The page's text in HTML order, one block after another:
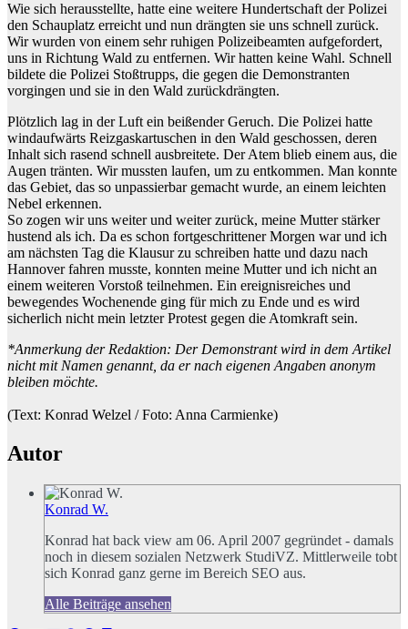
Wie sich herausstellte, hatte eine weitere Hundertschaft der Polizei
den Schauplatz erreicht und nun drängten sie uns schnell zurück.
Wir wurden von einem sehr ruhigen Polizeibeamten aufgefordert,
uns in Richtung Wald zu entfernen. Wir hatten keine Wahl. Schnell
bildete die Polizei Stoßtrupps, die gegen die Demonstranten
vorgingen und sie in den Wald zurückdrängten.
Plötzlich lag in der Luft ein beißender Geruch. Die Polizei hatte
windaufwärts Reizgaskartuschen in den Wald geschossen, deren
Inhalt sich rasend schnell ausbreitete. Der Atem blieb einem aus, die
Augen tränten. Wir mussten laufen, um zu entkommen. Man konnte
das Gebiet, das so unpassierbar gemacht wurde, an einem leichten
Nebel erkennen.
So zogen wir uns weiter und weiter zurück, meine Mutter stärker
hustend als ich. Da es schon fortgeschrittener Morgen war und ich
am nächsten Tag die Klausur zu schreiben hatte und dazu nach
Hannover fahren musste, konnten meine Mutter und ich nicht an
einem weiteren Vorstoß teilnehmen. Ein ereignisreiches und
bewegendes Wochenende ging für mich zu Ende und es wird
sicherlich nicht mein letzter Protest gegen die Atomkraft sein.
*Anmerkung der Redaktion: Der Demonstrant wird in dem Artikel
nicht mit Namen genannt, da er nach eigenen Angaben anonym
bleiben möchte.
(Text: Konrad Welzel / Foto: Anna Carmienke)
Autor
Konrad W.
Konrad hat back view am 06. April 2007 gegründet - damals
noch in diesem sozialen Netzwerk StudiVZ. Mittlerweile tobt
sich Konrad ganz gerne im Bereich SEO aus.
Alle Beiträge ansehen